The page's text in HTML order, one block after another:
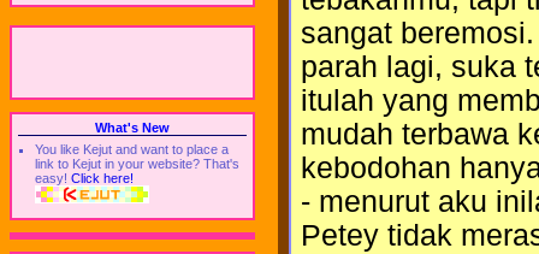
What's New
You like Kejut and want to place a
link to Kejut in your website? That's
easy! Click here!
sangat
parah lagi, suka
itulah yang
mudah terbawa
kebodohan
- menurut aku
Petey tidak